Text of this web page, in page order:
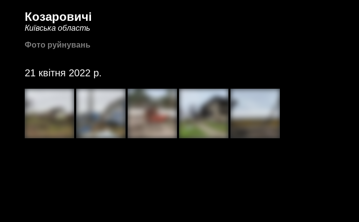
Козаровичі
Київська область
Фото руйнувань
21 квітня 2022 р.